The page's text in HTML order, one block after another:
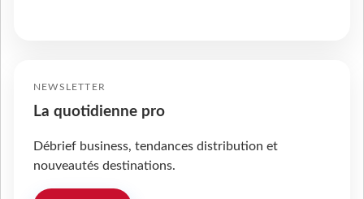
NEWSLETTER
La quotidienne pro
Débrief business, tendances distribution et
nouveautés destinations.